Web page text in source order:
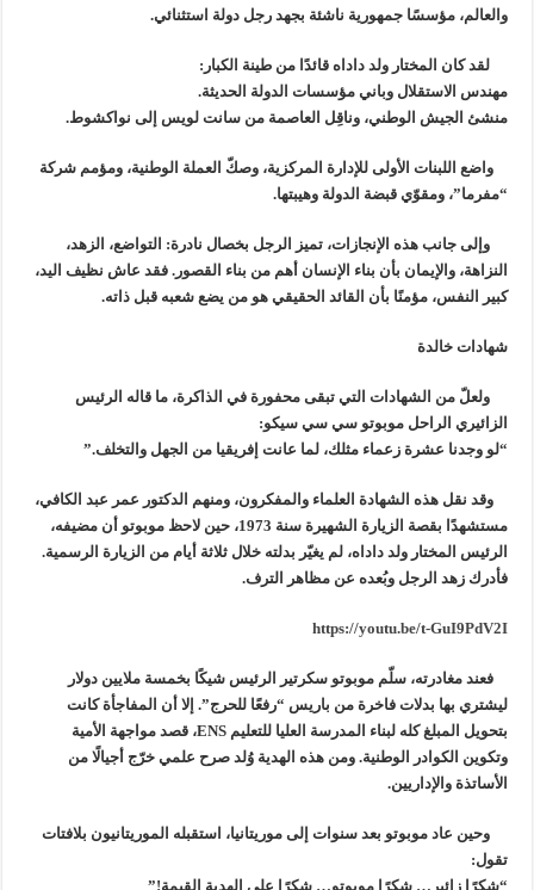
والعالم، مؤسسًا جمهورية ناشئة بجهد رجل دولة استثنائي.
لقد كان المختار ولد داداه قائدًا من طينة الكبار:
مهندس الاستقلال وباني مؤسسات الدولة الحديثة.
منشئ الجيش الوطني، وناقِل العاصمة من سانت لويس إلى نواكشوط.
واضع اللبنات الأولى للإدارة المركزية، وصكّ العملة الوطنية، ومؤمم شركة
“مفرما”، ومقوّي قبضة الدولة وهيبتها.
وإلى جانب هذه الإنجازات، تميز الرجل بخصال نادرة: التواضع، الزهد،
النزاهة، والإيمان بأن بناء الإنسان أهم من بناء القصور. فقد عاش نظيف اليد،
كبير النفس، مؤمنًا بأن القائد الحقيقي هو من يضع شعبه قبل ذاته.
شهادات خالدة
ولعلّ من الشهادات التي تبقى محفورة في الذاكرة، ما قاله الرئيس
الزائيري الراحل موبوتو سي سي سيكو:
“لو وجدنا عشرة زعماء مثلك، لما عانت إفريقيا من الجهل والتخلف.”
وقد نقل هذه الشهادة العلماء والمفكرون، ومنهم الدكتور عمر عبد الكافي،
مستشهدًا بقصة الزيارة الشهيرة سنة 1973، حين لاحظ موبوتو أن مضيفه،
الرئيس المختار ولد داداه، لم يغيّر بدلته خلال ثلاثة أيام من الزيارة الرسمية.
فأدرك زهد الرجل وبُعده عن مظاهر الترف.
https://youtu.be/t-GuI9PdV2I
فعند مغادرته، سلّم موبوتو سكرتير الرئيس شيكًا بخمسة ملايين دولار
ليشتري بها بدلات فاخرة من باريس “رفعًا للحرج”. إلا أن المفاجأة كانت
بتحويل المبلغ كله لبناء المدرسة العليا للتعليم ENS، قصد مواجهة الأمية
وتكوين الكوادر الوطنية. ومن هذه الهدية وُلد صرح علمي خرّج أجيالًا من
الأساتذة والإداريين.
وحين عاد موبوتو بعد سنوات إلى موريتانيا، استقبله الموريتانيون بلافتات
تقول:
“شكرًا زائير… شكرًا موبوتو… شكرًا على الهدية القيمة!”